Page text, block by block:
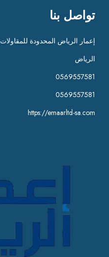
تواصل بنا
إعمار الرياض المحدودة للمقاولات
الرياض
0569557581
0569557581
https://emaarltd-sa.com